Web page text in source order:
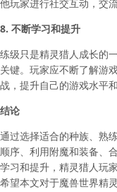
他玩家进行社交互动，交
8. 不断学习和提升
练级只是精灵猎人成长的
关键。玩家应不断了解游
战，提升自己的游戏水平和
结论
通过选择适合的种族、熟
顺序、利用附魔和装备、
学习和提升，精灵猎人玩
希望本文对于魔兽世界精